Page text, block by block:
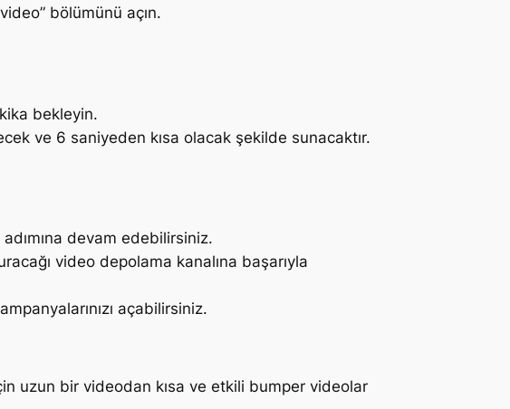
bölümünü açın.
bekleyin.
ve 6 saniyeden kısa olacak şekilde sunacaktır.
devam edebilirsiniz.
video depolama kanalına başarıyla
açabilirsiniz.
uzun bir videodan kısa ve etkili bumper videolar